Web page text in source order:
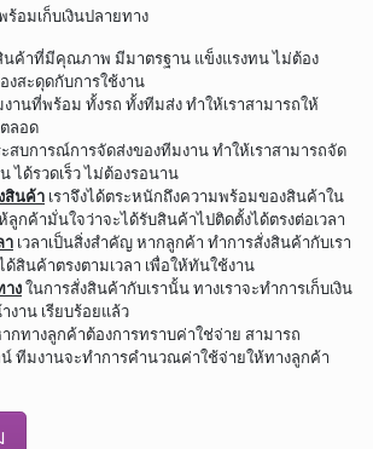
อมเก็บเงินปลายทาง
นค้าที่มีคุณภาพ มีมาตรฐาน แข็งแรงทน ไม่ต้อง
งสะดุดกับการใช้งาน
งานที่พร้อม ทั้งรถ ทั้งทีมส่ง ทำให้เราสามารถให้
ลอด
สบการณ์การจัดส่งของทีมงาน ทำให้เราสามารถจัด
ได้รวดเร็ว ไม่ต้องรอนาน
สินค้า เราจึงได้ตระหนักถึงความพร้อมของสินค้าใน
ลูกค้ามั่นใจว่าจะได้รับสินค้าไปติดตั้งได้ตรงต่อเวลา
า เวลาเป็นสิ่งสำคัญ หากลูกค้า ทำการสั่งสินค้ากับเรา
ด้สินค้าตรงตามเวลา เพื่อให้ทันใช้งาน
างในการสั่งสินค้ากับเรานั้น ทางเราจะทำการเก็บเงิน
งาน เรียบร้อยแล้ว
กทางลูกค้าต้องการทราบค่าใช่จ่าย สามารถ
ทีมงานจะทำการคำนวณค่าใช้จ่ายให้ทางลูกค้า